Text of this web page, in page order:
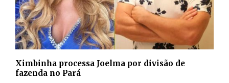
Ximbinha processa Joelma por divisão de
fazenda no Pará